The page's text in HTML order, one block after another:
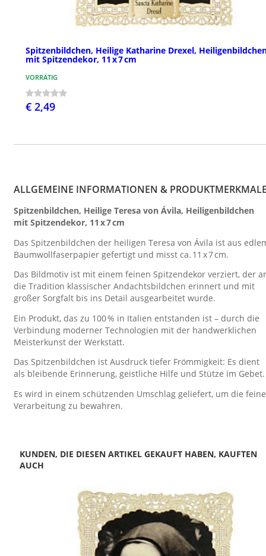
Spitzenbildchen, Heilige Katharine Drexel,
mit Spitzendekor, 11 x 7 cm
VORRÄTIG
€ 2,49
ALLGEMEINE INFORMATIONEN &
Spitzenbildchen, Heilige Teresa von Ávila, Heiligenbildchen
mit Spitzendekor, 11 x 7 cm
Das Spitzenbildchen der heiligen Teresa von Ávila ist aus
Baumwollfaserpapier gefertigt und misst ca. 11 x 7 cm.
Das Bildmotiv ist mit einem feinen Spitzendekor verziert, der
die Tradition klassischer Andachtsbildchen erinnert und mit
großer Sorgfalt bis ins Detail ausgearbeitet wurde.
Ein Produkt, das zu 100 % in Italien entstanden ist – durch die
Verbindung moderner Technologien mit der handwerklichen
Meisterkunst der Werkstatt.
Das Spitzenbildchen ist Ausdruck tiefer Frömmigkeit: Es dient
als bleibende Erinnerung, geistliche Hilfe und Stütze im Gebet.
Es wird in einem schützenden Umschlag geliefert, um die feine
Verarbeitung zu bewahren.
KUNDEN, DIE DIESEN ARTIKEL GEKAUFT HABEN, KAUFTEN
AUCH